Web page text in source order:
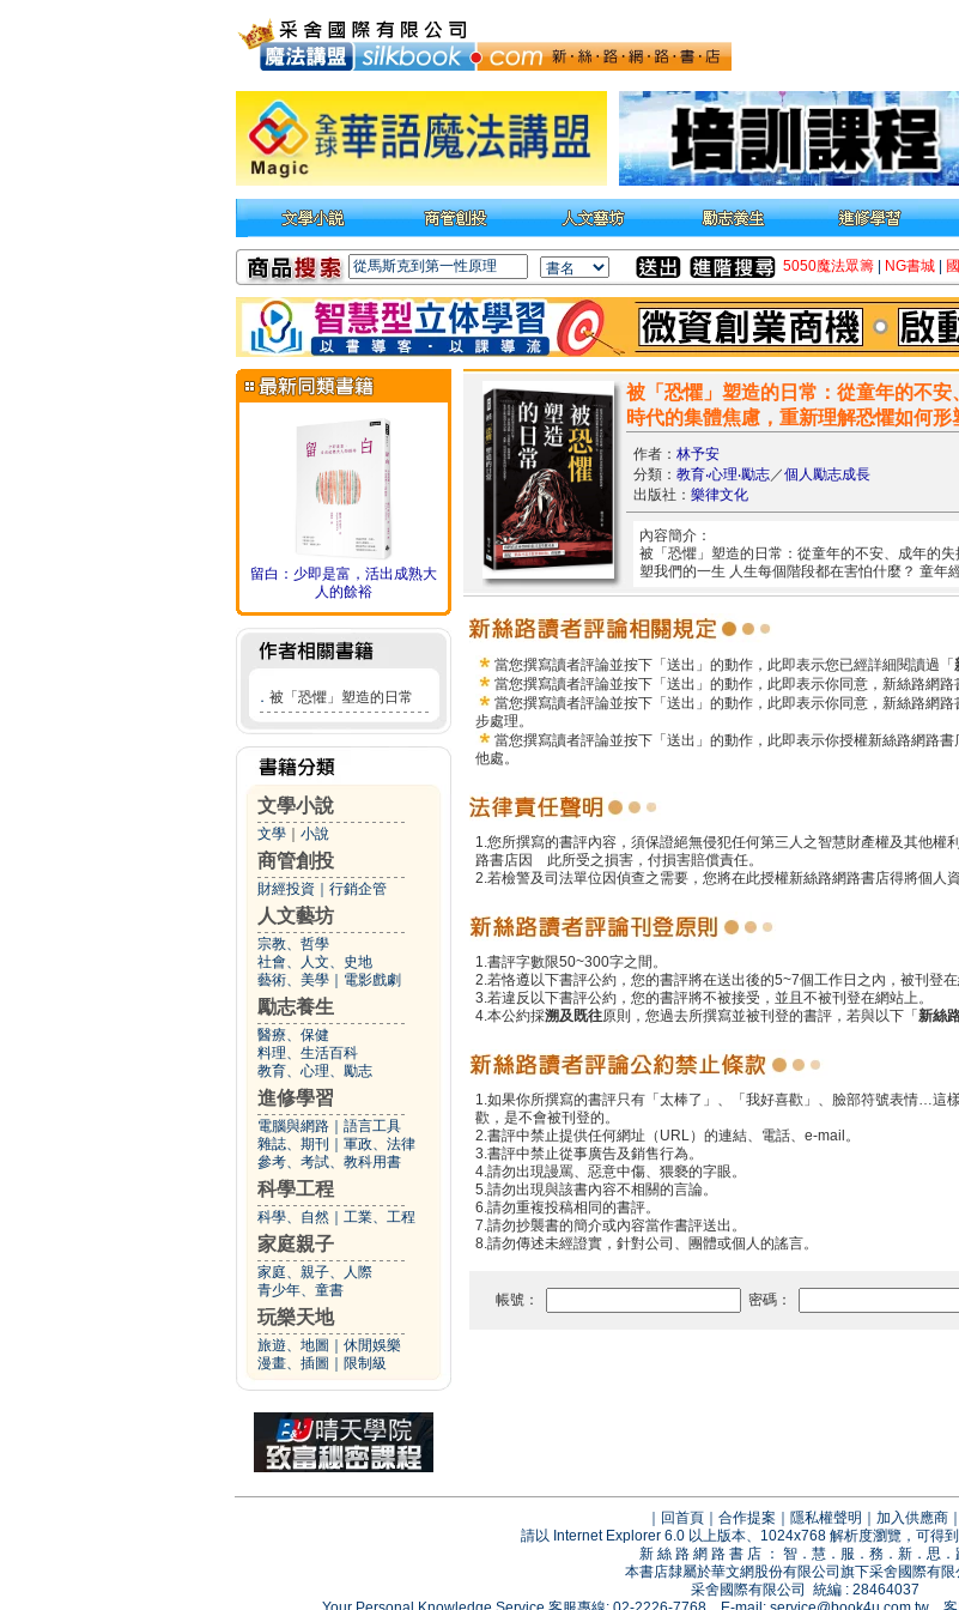
5050魔法眾籌 NG書城
留白：少即是富，活出成熟大
人的餘裕
． 被「恐懼」塑造的日常
文學小說
文學 小說
商管創投
財經投資 行銷企管
人文藝坊
宗教、哲學
社會、人文、史地
藝術、美學
電影戲劇
勵志養生
醫療、保健
料理、生活百科
教育、心理、勵志
進修學習
電腦與網路
語言工具
雜誌、期刊
軍政、法律
參考、考試、教科用書
科學工程
科學、自然 工業、工程
家庭親子
家庭、親子、人際
青少年、童書
玩樂天地
旅遊、地圖
休閒娛樂
漫畫、插圖
限制級
被「恐懼」塑造的日常：從童年的不
時代的集體焦慮，重新理解恐懼如何形
作者： 林予安
分類： 教育‧心理‧勵志／個人勵志成長
出版社： 樂律文化
內容簡介：
被「恐懼」塑造的日常：從童年的不安、成年的
塑我們的一生 人生每個階段都在害怕什麼？ 童
當您撰寫讀者評論並按下「送出」的動作，此即表示您已經詳細閱讀過「
當您撰寫讀者評論並按下「送出」的動作，此即表示你同意，新絲路網
當您撰寫讀者評論並按下「送出」的動作，此即表示你同意，新絲路網
步處理。
當您撰寫讀者評論並按下「送出」的動作，此即表示你授權新絲路網路
他處。
1.您所撰寫的書評內容，須保證絕無侵犯任何第三人之智慧財產權及其他
路書店因 此所受之損害，付損害賠償責任。
2.若檢警及司法單位因偵查之需要，您將在此授權新絲路網路書店得將個人
1.書評字數限50~300字之間。
2.若恪遵以下書評公約，您的書評將在送出後的5~7個工作日之內，被刊登在
3.若違反以下書評公約，您的書評將不被接受，並且不被刊登在網站上。
4.本公約採溯及既往原則，您過去所撰寫並被刊登的書評，若與以下「 新絲
1.如果你所撰寫的書評只有「太棒了」、「我好喜歡」、臉部符號表情…這
歡，是不會被刊登的。
2.書評中禁止提供任何網址（URL）的連結、電話、e-mail。
3.書評中禁止從事廣告及銷售行為。
4.請勿出現謾罵、惡意中傷、猥褻的字眼。
5.請勿出現與該書內容不相關的言論。
6.請勿重複投稿相同的書評。
7.請勿抄襲書的簡介或內容當作書評送出。
8.請勿傳述未經證實，針對公司、團體或個人的謠言。
帳號： 密碼：
回首頁 合作提案 隱私權聲明 加入供應商
請以 Internet Explorer 6.0 以上版本、1024x768 解析度瀏覽，可得
新 絲 路 網 路 書 店 ： 智．慧．服．務．新．思．
本書店隸屬於華文網股份有限公司旗下采舍國際有限
采舍國際有限公司 統編 : 28464037